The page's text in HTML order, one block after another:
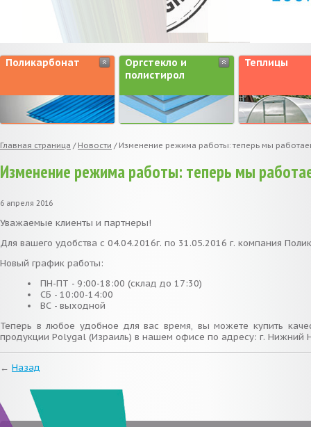
Поликарбонат
Оргстекло и
полистирол
Теплицы
Главная страница / Новости / Изменение режима работы: теперь мы
Изменение режима работы: теперь мы
6 апреля 2016
Уважаемые клиенты и партнеры!
Для вашего удобства с 04.04.2016г. по 31.05.2016 г. компания
Новый график работы:
ПН-ПТ - 9:00-18:00 (склад до 17:30)
СБ - 10:00-14:00
ВС - выходной
Теперь в любое удобное для вас время, вы можете купить
продукции Polygal (Израиль) в нашем офисе по адресу: г. Нижний
← Назад